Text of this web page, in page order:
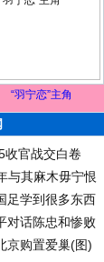
“羽宁恋”主角
收官战交白卷
与其麻木毋宁恨
足学到很多东西
对话陈忠和惨败
京购置爱巢(图)